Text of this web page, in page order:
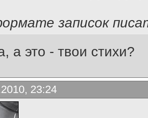
записок
а это - твои стихи?
23:24